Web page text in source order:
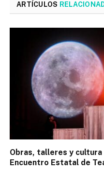
ARTÍCULOS
Obras, talleres y
Encuentro Estatal de